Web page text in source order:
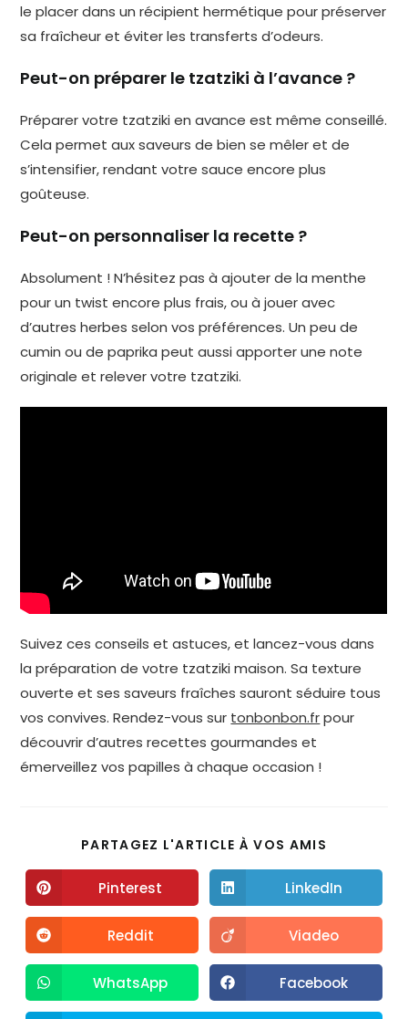
le placer dans un récipient hermétique pour préserver
sa fraîcheur et éviter les transferts d’odeurs.
Peut-on préparer le tzatziki à l’avance ?
Préparer votre tzatziki en avance est même conseillé.
Cela permet aux saveurs de bien se mêler et de
s’intensifier, rendant votre sauce encore plus
goûteuse.
Peut-on personnaliser la recette ?
Absolument ! N’hésitez pas à ajouter de la menthe
pour un twist encore plus frais, ou à jouer avec
d’autres herbes selon vos préférences. Un peu de
cumin ou de paprika peut aussi apporter une note
originale et relever votre tzatziki.
Suivez ces conseils et astuces, et lancez-vous dans
la préparation de votre tzatziki maison. Sa texture
ouverte et ses saveurs fraîches sauront séduire tous
vos convives. Rendez-vous sur tonbonbon.frpour
découvrir d’autres recettes gourmandes et
émerveillez vos papilles à chaque occasion !
PARTAGEZ L'ARTICLE À VOS AMIS
Pinterest LinkedIn
Reddit Viadeo
WhatsApp Facebook